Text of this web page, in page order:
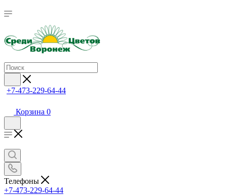
+7-473-229-64-44
Корзина 0
Телефоны
+7-473-229-64-44